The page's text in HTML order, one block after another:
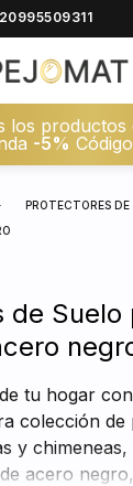
los productos
-5%
PROTECTORES
de
tu hogar
colección
y
acero